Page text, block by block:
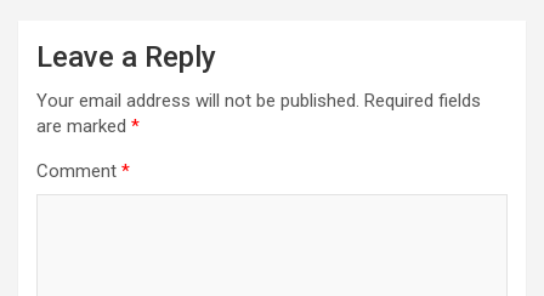
Leave a Reply
Your email address will not be published. Required fields
are marked *
Comment *